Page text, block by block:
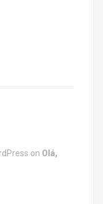
on Olá,